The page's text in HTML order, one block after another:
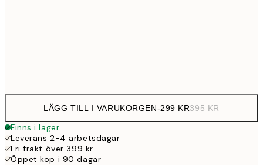
LÄGG TILL I VARUKORGEN-299 KR395 KR
Finns i lager
Leverans 2-4 arbetsdagar
Fri frakt över 399 kr
Öppet köp i 90 dagar